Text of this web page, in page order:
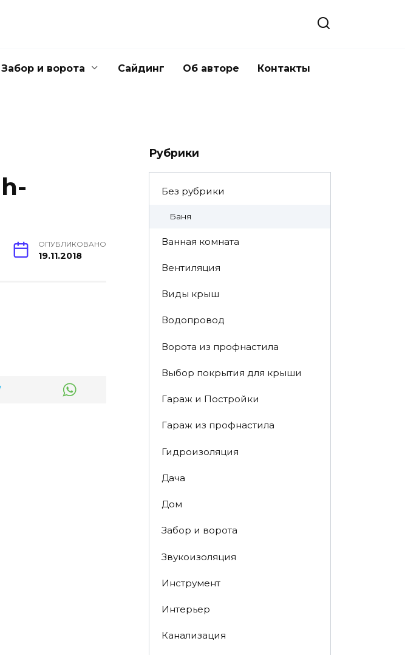
Забор и ворота Сайдинг Об авторе Контакты
ОПУБЛИКОВАНО
19.11.2018
Рубрики
Без рубрики
Баня
Ванная комната
Вентиляция
Виды крыш
Водопровод
Ворота из профнастила
Выбор покрытия для крыши
Гараж и Постройки
Гараж из профнастила
Гидроизоляция
Дача
Дом
Забор и ворота
Звукоизоляция
Инструмент
Интерьер
Канализация